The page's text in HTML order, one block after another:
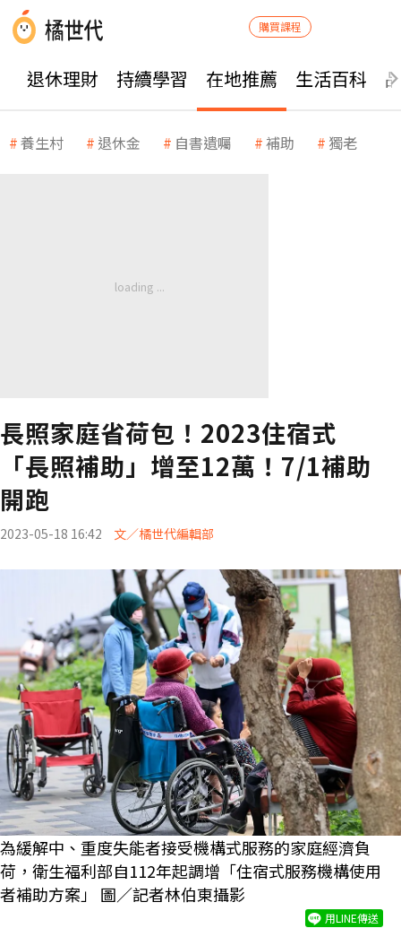
購買課程
退休理財 持續學習 在地推薦 生活百科
養生村 退休金 自書遺囑 補助 獨老
長照家庭省荷包！2023住宿式
「長照補助」增至12萬！7/1補助
開跑
2023-05-18 16:42 文／橘世代編輯部
為緩解中、重度失能者接受機構式服務的家庭經濟負
荷，衛生福利部自112年起調增「住宿式服務機構使用
者補助方案」 圖／記者林伯東攝影
用LINE傳送